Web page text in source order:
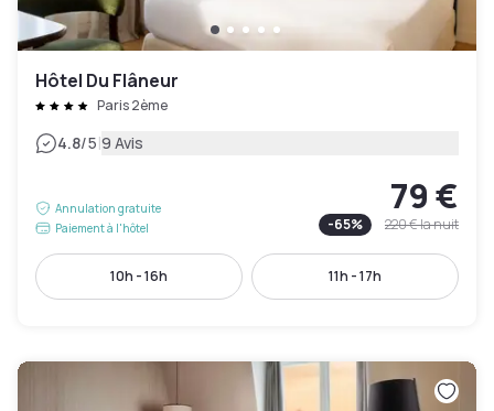
Hôtel Du Flâneur
Paris 2ème
4.8/5|9 Avis
Annulation gratuite
Paiement à l'hôtel
79 €
-65% 220 €la nuit
10h - 16h 11h - 17h